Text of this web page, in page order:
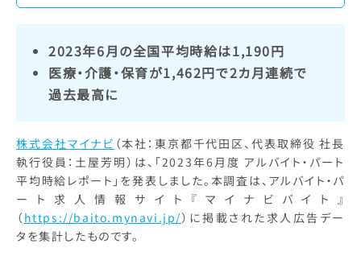
2023年6月の全国平均時給は1,190円
医療・介護・保育が1,462円で2カ月連続で
過去最高に
株式会社マイナビ （本社：東京都千代田区、代表取締役 社長
執行役員：土屋芳明）は、「2023年6月度 アルバイト・パート
平均時給レポート」を発表しました。本調査は、アルバイト・パ
ート求人情報サイト『マイナビバイト』
（ https://baito.mynavi.jp/）に掲載された求人広告デー
タを集計したものです。